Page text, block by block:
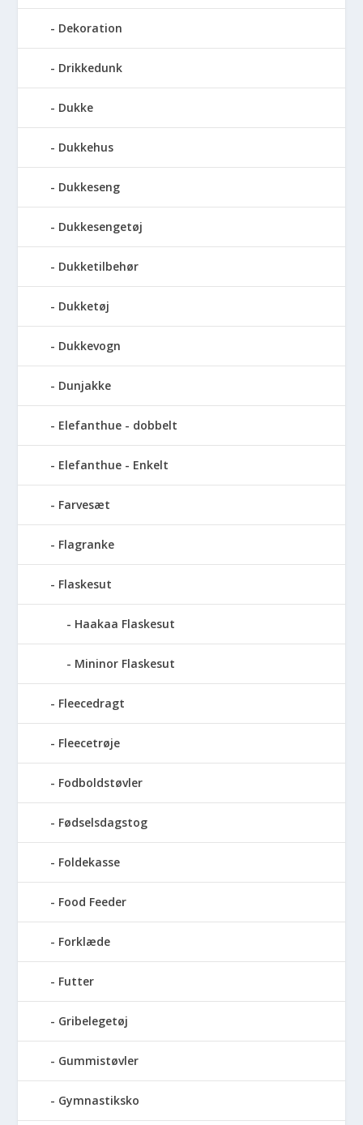
Dekoration
Drikkedunk
Dukke
Dukkehus
Dukkeseng
Dukkesengetøj
Dukketilbehør
Dukketøj
Dukkevogn
Dunjakke
Elefanthue - dobbelt
Elefanthue - Enkelt
Farvesæt
Flagranke
Flaskesut
Haakaa Flaskesut
Mininor Flaskesut
Fleecedragt
Fleecetrøje
Fodboldstøvler
Fødselsdagstog
Foldekasse
Food Feeder
Forklæde
Futter
Gribelegetøj
Gummistøvler
Gymnastiksko